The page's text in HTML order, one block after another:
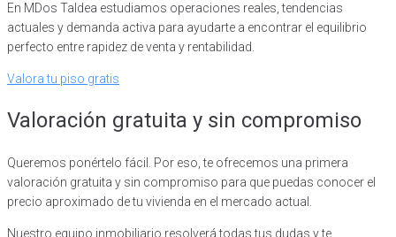
En MDos Taldea estudiamos operaciones reales, tendencias
actuales y demanda activa para ayudarte a encontrar el equilibrio
perfecto entre rapidez de venta y rentabilidad.
Valora tu piso gratis
Valoración gratuita y sin compromiso
Queremos ponértelo fácil. Por eso, te ofrecemos una primera
valoración gratuita y sin compromiso para que puedas conocer el
precio aproximado de tu vivienda en el mercado actual.
Nuestro equipo inmobiliario resolverá todas tus dudas y te